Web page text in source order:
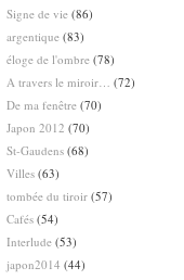
Signe de vie (86)
argentique (83)
éloge de l'ombre (78)
A travers le miroir…
(72)
De ma fenêtre (70)
Japon 2012 (70)
St-Gaudens (68)
Villes (63)
tombée du tiroir (57)
Cafés (54)
Interlude (53)
japon2014 (44)